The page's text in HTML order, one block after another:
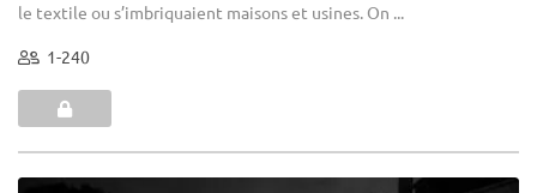
le textile ou s’imbriquaient maisons et usines. On ...
1-240